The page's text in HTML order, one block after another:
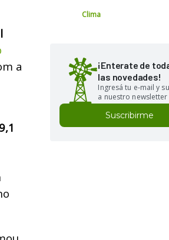
a
Clima
¡Enterate de
las novedades!
Ingresá tu e-mail y
a nuestro newsletter
Suscribirme